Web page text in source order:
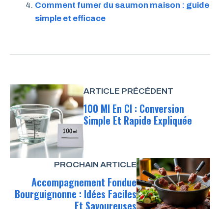
Comment fumer du saumon maison : guide
simple et efficace
ARTICLE PRÉCÉDENT
100 Ml En Cl : Conversion
Simple Et Rapide Expliquée
PROCHAIN ARTICLE
Accompagnement Fondue
Bourguignonne : Idées Faciles
Et Savoureuses